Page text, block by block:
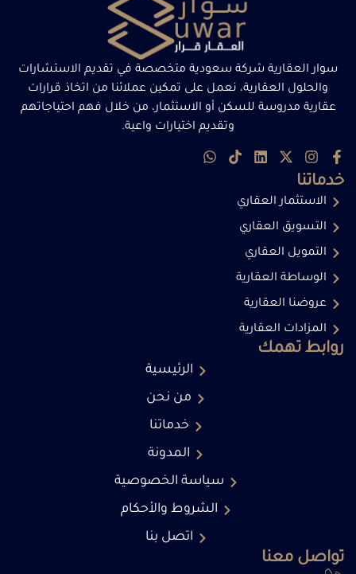
سوار العقارية شركة سعودية متخصصة في تقديم الاستشارات
والحلول العقارية، نعمل على تمكين عملائنا من اتخاذ قرارات
عقارية مدروسة للسكن أو الاستثمار، من خلال فهم احتياجاتهم
وتقديم اختيارات واعية.
روابط تهمك
الرئيسية
من نحن
خدماتنا
المدونة
سياسة الخصوصية
الشروط والأحكام
اتصل بنا
خدماتنا
الاستثمار العقاري
التسويق العقاري
التمويل العقاري
الوساطة العقارية
عروضنا العقارية
المزادات العقارية
تواصل معنا